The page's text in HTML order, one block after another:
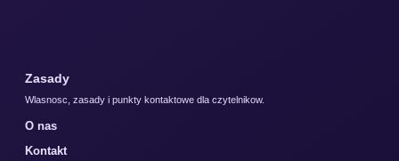
Zasady
Wlasnosc, zasady i punkty kontaktowe dla czytelnikow.
O nas
Kontakt